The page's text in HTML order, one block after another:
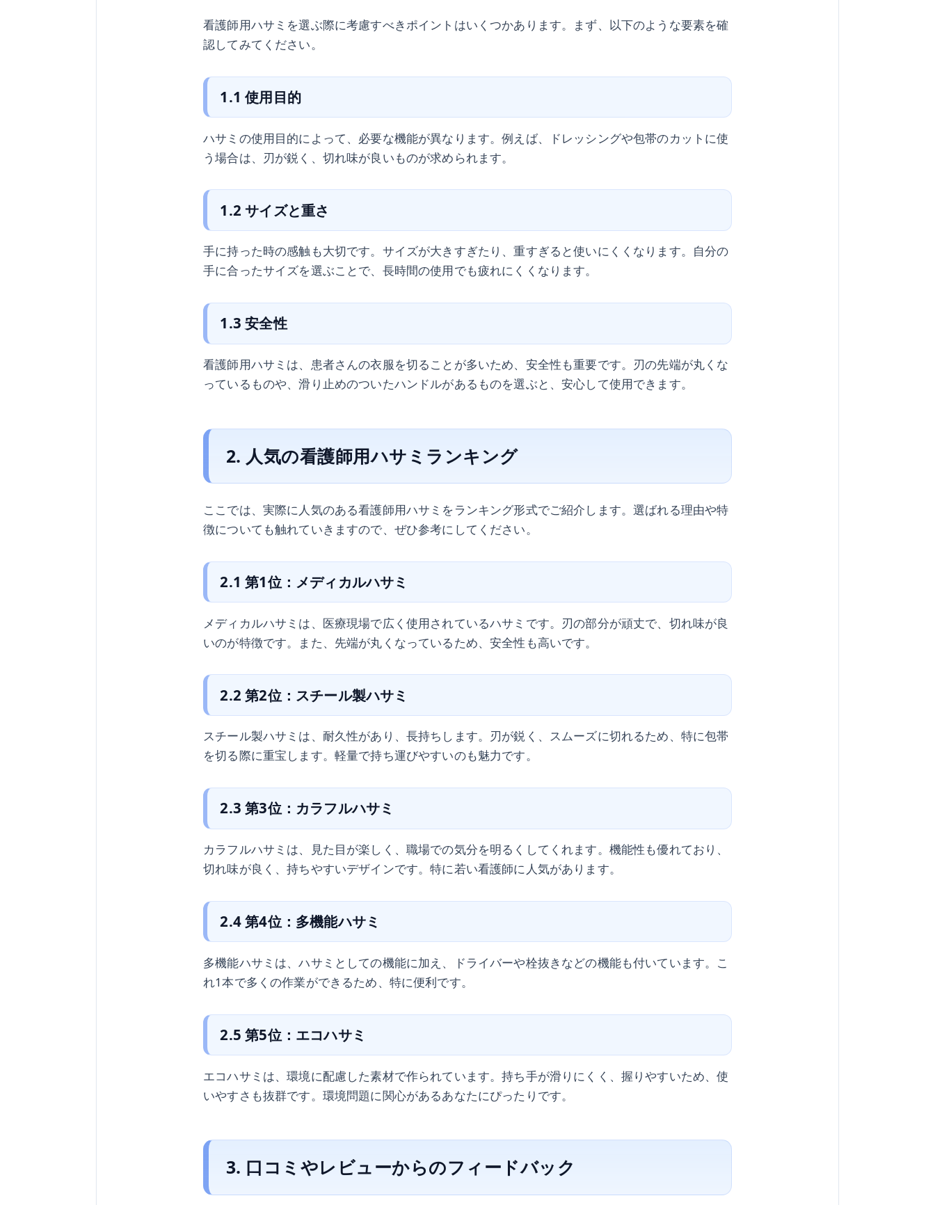
看護師用ハサミを選ぶ際に考慮すべきポイントはいくつかあります。まず、以下のような要素を確
認してみてください。
1.1 使用目的
ハサミの使用目的によって、必要な機能が異なります。例えば、ドレッシングや包帯のカットに使
う場合は、刃が鋭く、切れ味が良いものが求められます。
1.2 サイズと重さ
手に持った時の感触も大切です。サイズが大きすぎたり、重すぎると使いにくくなります。自分の
手に合ったサイズを選ぶことで、長時間の使用でも疲れにくくなります。
1.3 安全性
看護師用ハサミは、患者さんの衣服を切ることが多いため、安全性も重要です。刃の先端が丸くな
っているものや、滑り止めのついたハンドルがあるものを選ぶと、安心して使用できます。
2. 人気の看護師用ハサミランキング
ここでは、実際に人気のある看護師用ハサミをランキング形式でご紹介します。選ばれる理由や特
徴についても触れていきますので、ぜひ参考にしてください。
2.1 第1位：メディカルハサミ
メディカルハサミは、医療現場で広く使用されているハサミです。刃の部分が頑丈で、切れ味が良
いのが特徴です。また、先端が丸くなっているため、安全性も高いです。
2.2 第2位：スチール製ハサミ
スチール製ハサミは、耐久性があり、長持ちします。刃が鋭く、スムーズに切れるため、特に包帯
を切る際に重宝します。軽量で持ち運びやすいのも魅力です。
2.3 第3位：カラフルハサミ
カラフルハサミは、見た目が楽しく、職場での気分を明るくしてくれます。機能性も優れており、
切れ味が良く、持ちやすいデザインです。特に若い看護師に人気があります。
2.4 第4位：多機能ハサミ
多機能ハサミは、ハサミとしての機能に加え、ドライバーや栓抜きなどの機能も付いています。こ
れ1本で多くの作業ができるため、特に便利です。
2.5 第5位：エコハサミ
エコハサミは、環境に配慮した素材で作られています。持ち手が滑りにくく、握りやすいため、使
いやすさも抜群です。環境問題に関心があるあなたにぴったりです。
3. 口コミやレビューからのフィードバック